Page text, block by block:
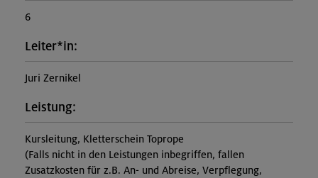
6
Leiter*in:
Juri Zernikel
Leistung:
Kursleitung, Kletterschein Toprope
(Falls nicht in den Leistungen inbegriffen, fallen
Zusatzkosten für z.B. An- und Abreise, Verpflegung,